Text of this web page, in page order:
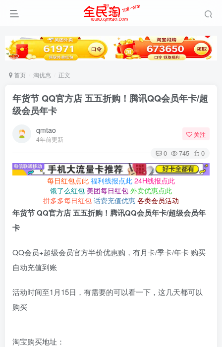
首页 淘优惠 正文
年货节 QQ官方店 五五折购！腾讯QQ会员年卡/超
级会员年卡
qmtao
4年前更新
关注
0 745 0
每日红包点此 福利线报点此 24H线报点此
饿了么红包 美团每日红包 外卖优惠点此
拼多多每日红包 话费充值优惠 各类会员活动
年货节 QQ官方店 五五折购！腾讯QQ会员年卡/超级会员年
卡
QQ会员+超级会员官方半价优惠购，有月卡/季卡/年卡 购买
自动充值到账
活动时间至1月15日，有需要的可以看一下，这几天都可以
购买
淘宝购买地址：